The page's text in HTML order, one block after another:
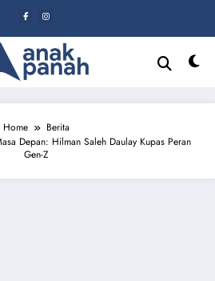
Home
Berita
Depan: Hilman Saleh Daulay Kupas Peran
Gen-Z